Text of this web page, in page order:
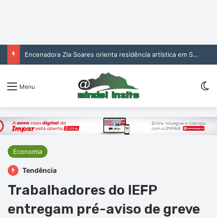
Encenadora Zia Soares orienta residência artística em São Vicente
Menu
Economia
Tendência
Trabalhadores do IEFP
entregam pré-aviso de greve